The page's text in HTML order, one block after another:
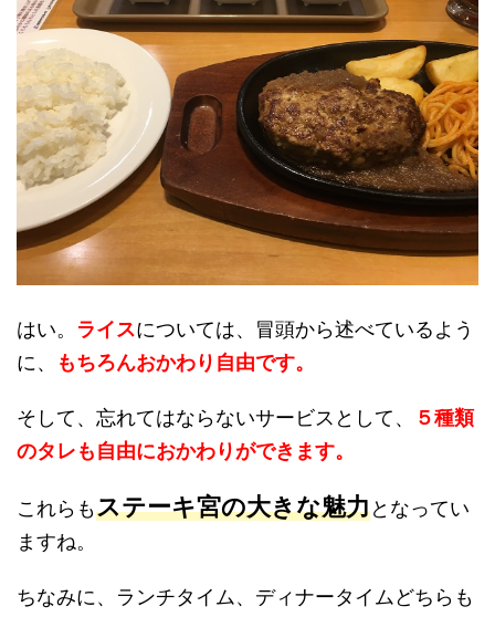
はい。 ライスについては、冒頭から述べているよう
に、
もちろんおかわり自由です。
そして、忘れてはならないサービスとして、
５種類
のタレも自由におかわりができます。
これらもステーキ宮の大きな魅力となってい
ますね。
ちなみに、ランチタイム、ディナータイムどちらも